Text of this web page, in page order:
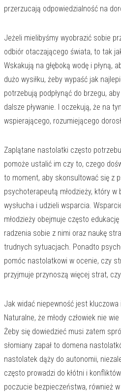
przerzucają odpowiedzialność na
Jeżeli mielibyśmy wyobrazić sobie
odbiór otaczającego świata, to tak
Wskakują na głęboką wodę i płyną,
dużo wysiłku, żeby wypaść jak
potrzebują podpłynąć do brzegu,
dalsze pływanie. I oczekują, że na
wspierającego, rozumiejącego
Zaplątane nastolatki często
pomoże ustalić im czy to, czego
to moment, aby skonsultować się z
psychoterapeutą młodzieży, który
wysłucha i udzieli wsparcia.
młodzieży obejmuje często
radzenia sobie z nimi oraz naukę
trudnych sytuacjach. Ponadto
pomóc nastolatkowi w ocenie, czy
przyjmuje przynoszą więcej strat,
Jak widać niepewność jest
Naturalne, że młody człowiek nie
Żeby się dowiedzieć musi zatem
słomiany zapał to domena
nastolatek dąży do autonomii,
często prowadzi do kłótni i
poczucie bezpieczeństwa, również